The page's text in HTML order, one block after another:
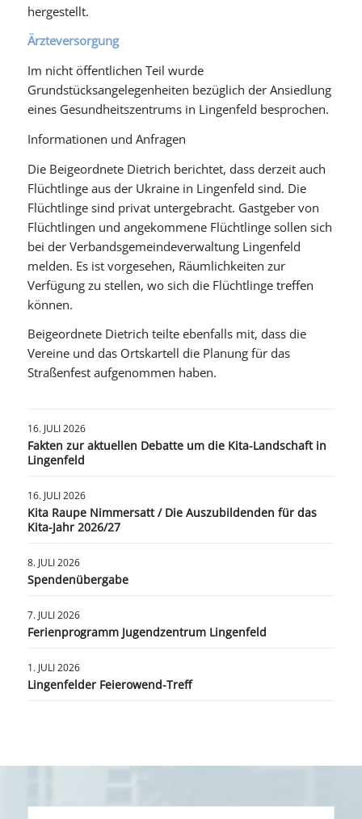
hergestellt.
Ärzteversorgung
Im nicht öffentlichen Teil wurde
Grundstücksangelegenheiten bezüglich der Ansiedlung
eines Gesundheitszentrums in Lingenfeld besprochen.
Informationen und Anfragen
Die Beigeordnete Dietrich berichtet, dass derzeit auch
Flüchtlinge aus der Ukraine in Lingenfeld sind. Die
Flüchtlinge sind privat untergebracht. Gastgeber von
Flüchtlingen und angekommene Flüchtlinge sollen sich
bei der Verbandsgemeindeverwaltung Lingenfeld
melden. Es ist vorgesehen, Räumlichkeiten zur
Verfügung zu stellen, wo sich die Flüchtlinge treffen
können.
Beigeordnete Dietrich teilte ebenfalls mit, dass die
Vereine und das Ortskartell die Planung für das
Straßenfest aufgenommen haben.
16. JULI 2026
Fakten zur aktuellen Debatte um die Kita-Landschaft in
Lingenfeld
16. JULI 2026
Kita Raupe Nimmersatt / Die Auszubildenden für das
Kita-Jahr 2026/27
8. JULI 2026
Spendenübergabe
7. JULI 2026
Ferienprogramm Jugendzentrum Lingenfeld
1. JULI 2026
Lingenfelder Feierowend-Treff